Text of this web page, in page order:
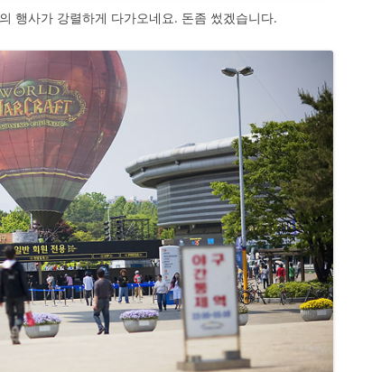
행사가 강렬하게 다가오네요. 돈좀 썼겠습니다.